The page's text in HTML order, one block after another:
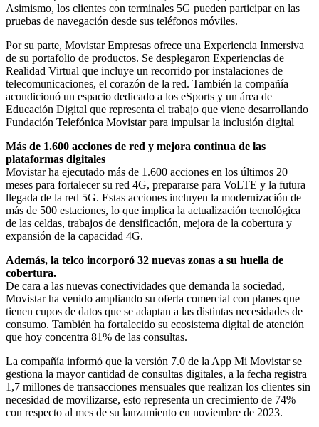
Asimismo, los clientes con terminales 5G pueden participar en las
pruebas de navegación desde sus teléfonos móviles.
Por su parte, Movistar Empresas ofrece una Experiencia Inmersiva
de su portafolio de productos. Se desplegaron Experiencias de
Realidad Virtual que incluye un recorrido por instalaciones de
telecomunicaciones, el corazón de la red. También la compañía
acondicionó un espacio dedicado a los eSports y un área de
Educación Digital que representa el trabajo que viene desarrollando
Fundación Telefónica Movistar para impulsar la inclusión digital
Más de 1.600 acciones de red y mejora continua de las
plataformas digitales
Movistar ha ejecutado más de 1.600 acciones en los últimos 20
meses para fortalecer su red 4G, prepararse para VoLTE y la futura
llegada de la red 5G. Estas acciones incluyen la modernización de
más de 500 estaciones, lo que implica la actualización tecnológica
de las celdas, trabajos de densificación, mejora de la cobertura y
expansión de la capacidad 4G.
Además, la telco incorporó 32 nuevas zonas a su huella de
cobertura.
De cara a las nuevas conectividades que demanda la sociedad,
Movistar ha venido ampliando su oferta comercial con planes que
tienen cupos de datos que se adaptan a las distintas necesidades de
consumo. También ha fortalecido su ecosistema digital de atención
que hoy concentra 81% de las consultas.
La compañía informó que la versión 7.0 de la App Mi Movistar se
gestiona la mayor cantidad de consultas digitales, a la fecha registra
1,7 millones de transacciones mensuales que realizan los clientes sin
necesidad de movilizarse, esto representa un crecimiento de 74%
con respecto al mes de su lanzamiento en noviembre de 2023.